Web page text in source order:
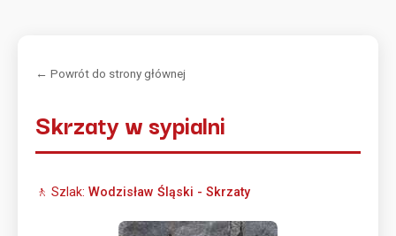
← Powrót do strony głównej
Skrzaty w sypialni
🚶 Szlak: Wodzisław Śląski - Skrzaty